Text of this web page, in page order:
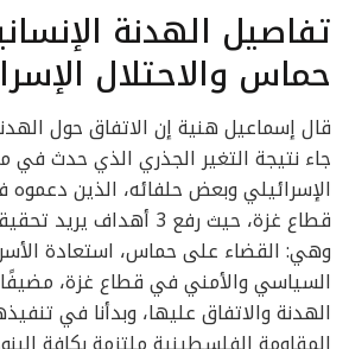
تفاصيل الهدنة
حماس والاحتلال
قال إسماعيل هنية إن الاتفاق حول
جاء نتيجة التغير الجذري الذي حدث في
الإسرائيلي وبعض حلفائه، الذين
قطاع غزة، حيث رفع 3
وهي: القضاء على حماس، استعادة
السياسي والأمني في قطاع غزة،
الهدنة والاتفاق عليها، وبدأنا في